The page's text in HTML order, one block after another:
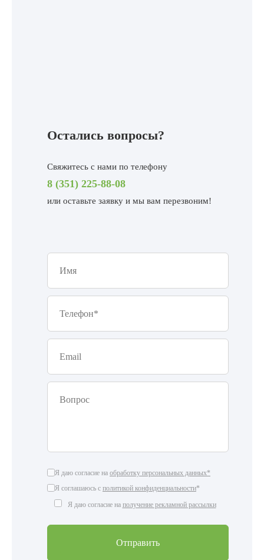
Остались вопросы?
Свяжитесь с нами по телефону
8 (351) 225-88-08
или оставьте заявку и мы вам перезвоним!
Я даю согласие на обработку персональных данных*
Я соглашаюсь с политикой конфиденциальности*
Я даю согласие на получение рекламной рассылки